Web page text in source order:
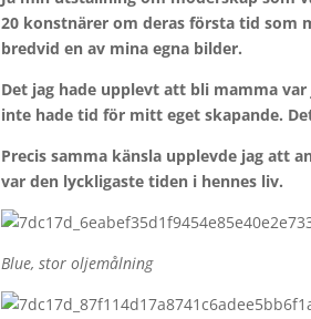
20 konstnärer om deras första tid som
bredvid en av mina egna bilder.
Det jag hade upplevt att bli mamma
inte hade tid för mitt eget skapande.
Precis samma känsla upplevde jag att
var den lyckligaste tiden i hennes liv.
Blue, stor oljemålning